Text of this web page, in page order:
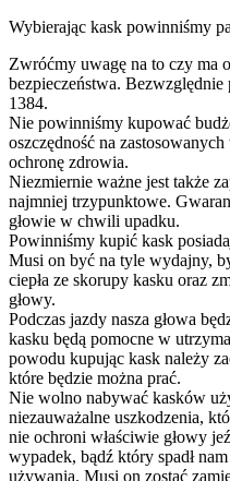
Wybierając kask powinniśmy
Zwróćmy uwagę na to czy ma
bezpieczeństwa.
1384.
Nie powinniśmy kupować
oszczędność na
ochronę zdrowia.
Niezmiernie ważne jest także
najmniej trzypunktowe.
głowie w chwili upadku.
Powinniśmy kupić kask
Musi on być na tyle wydajny,
ciepła ze skorupy kasku oraz
głowy.
Podczas jazdy nasza głowa
kasku będą pomocne w
powodu kupując kask należy
które będzie można prać.
Nie wolno nabywać kasków
niezauważalne uszkodzenia,
nie ochroni właściwie głowy
wypadek, bądź który spadł
używania. Musi on zostać